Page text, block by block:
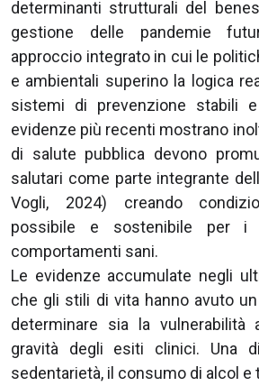
determinanti strutturali del
gestione delle pandemie
approccio integrato in cui le
e ambientali superino la logica
sistemi di prevenzione stabili
evidenze più recenti mostrano
di salute pubblica devono
salutari come parte integrante
Vogli, 2024) creando
possibile e sostenibile per i
comportamenti sani.
Le evidenze accumulate negli
che gli stili di vita hanno avuto
determinare sia la vulnerabilità
gravità degli esiti clinici. Una
sedentarietà, il consumo di alcol